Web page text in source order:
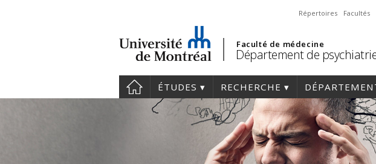
Répertoires Facultés
Faculté de médecine
Département de
ÉTUDES RECHERCHE